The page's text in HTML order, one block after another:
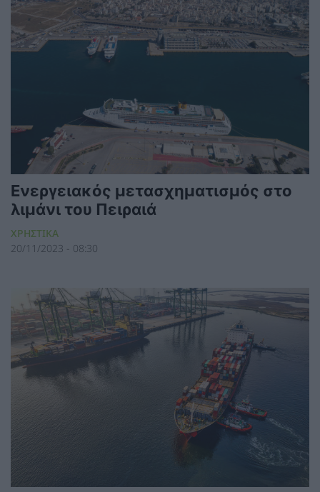
Ενεργειακός μετασχηματισμός στο
λιμάνι του Πειραιά
ΧΡΗΣΤΙΚΑ
20/11/2023 - 08:30